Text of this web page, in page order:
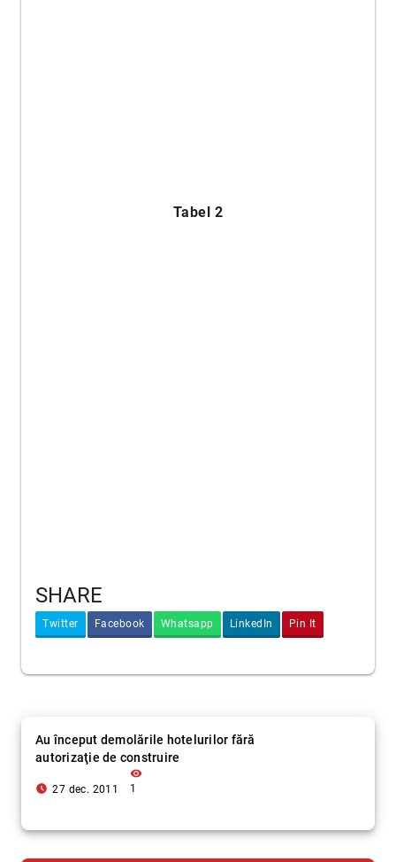
Tabel 2
SHARE
Twitter Facebook Whatsapp LinkedIn Pin It
Au început demolările hotelurilor fără
autorizaţie de construire
access_time_filled 27 dec. 2011
visibility
1